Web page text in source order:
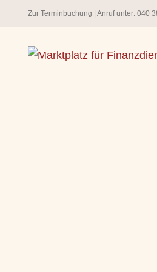
springen
Zur Terminbuchung | Anruf unter: 040